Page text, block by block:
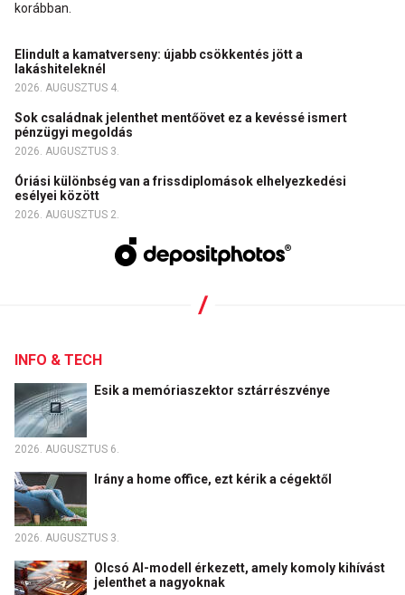
korábban.
Elindult a kamatverseny: újabb csökkentés jött a
lakáshiteleknél
2026. AUGUSZTUS 4.
Sok családnak jelenthet mentőövet ez a kevéssé ismert
pénzügyi megoldás
2026. AUGUSZTUS 3.
Óriási különbség van a frissdiplomások elhelyezkedési
esélyei között
2026. AUGUSZTUS 2.
INFO & TECH
Esik a memóriaszektor sztárrészvénye
2026. AUGUSZTUS 6.
Irány a home office, ezt kérik a cégektől
2026. AUGUSZTUS 3.
Olcsó AI-modell érkezett, amely komoly kihívást
jelenthet a nagyoknak